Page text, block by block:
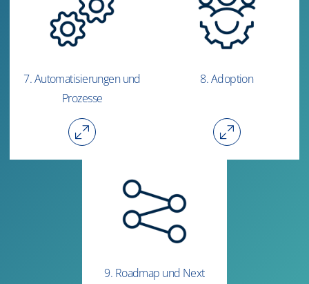
7. Automatisierungen und
Prozesse
8. Adoption
9. Roadmap und Next